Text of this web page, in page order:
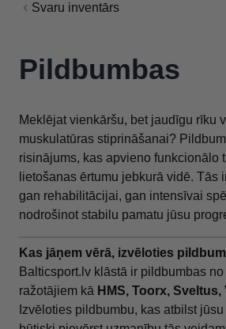
Svaru inventārs
Pildbumbas
Meklējat vienkāršu, bet jaudīgu rīku
muskulatūras stiprināšanai?
risinājums, kas apvieno funkcionālo
lietošanas ērtumu jebkurā vidē. Tās
gan rehabilitācijai, gan intensīvai
nodrošinot stabilu pamatu jūsu
Kas jāņem vērā, izvēloties
Balticsport.lv klāstā ir pildbumbas
ražotājiem kā HMS, Toorx, Sveltus,
Izvēloties pildbumbu, kas atbilst